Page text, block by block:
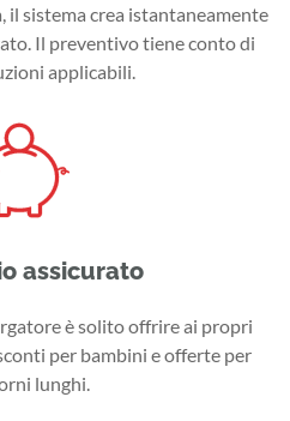
sistema crea istantaneamente
Il preventivo tiene conto di
applicabili.
assicurato
è solito offrire ai propri
per bambini e offerte per
lunghi.